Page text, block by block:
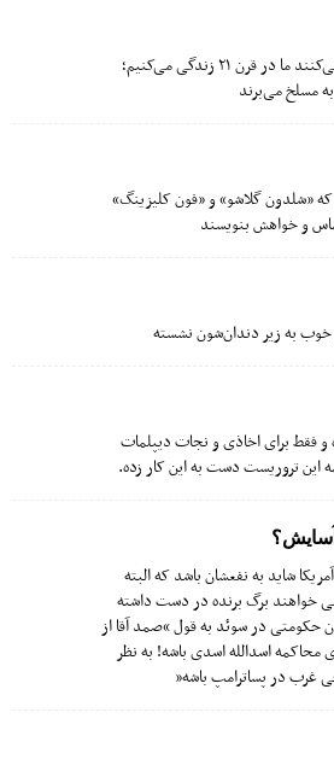
قابل توجه حضراتی که هنوز فکر می‌کنند ما در قرن ٢١ زندگی می‌کنیم؛
مسلخ می‌برند
«شلدون گلاشو» و «فون کلیزینگ»
و خواهش بنویسند
خوب به زیر دندان‌شون نشسته
و فقط برای اخاذی و نجات دیپلمات
این تروریست دست به این کار زده.
شاید به نفعشان باشد که البته
خواهند برگ برنده در دست داشته
حکومتی در سوئد به قول “صمد آقا از
محاکمه اسدالله اسدی باشه! به نظر
غرب در پساترامپ باشه”